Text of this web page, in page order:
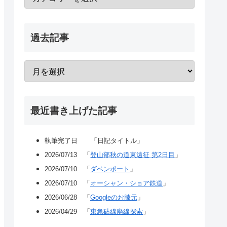
過去記事
最近書き上げた記事
執筆完了日 「日記タイトル」
2026/07/13 「 登山部秋の道東遠征 第2日目 」
2026/07/10 「 ダベンポート 」
2026/07/10 「 オーシャン・ショア鉄道 」
2026/06/28 「 Googleのお膝元 」
2026/04/29 「 東急砧線廃線探索 」